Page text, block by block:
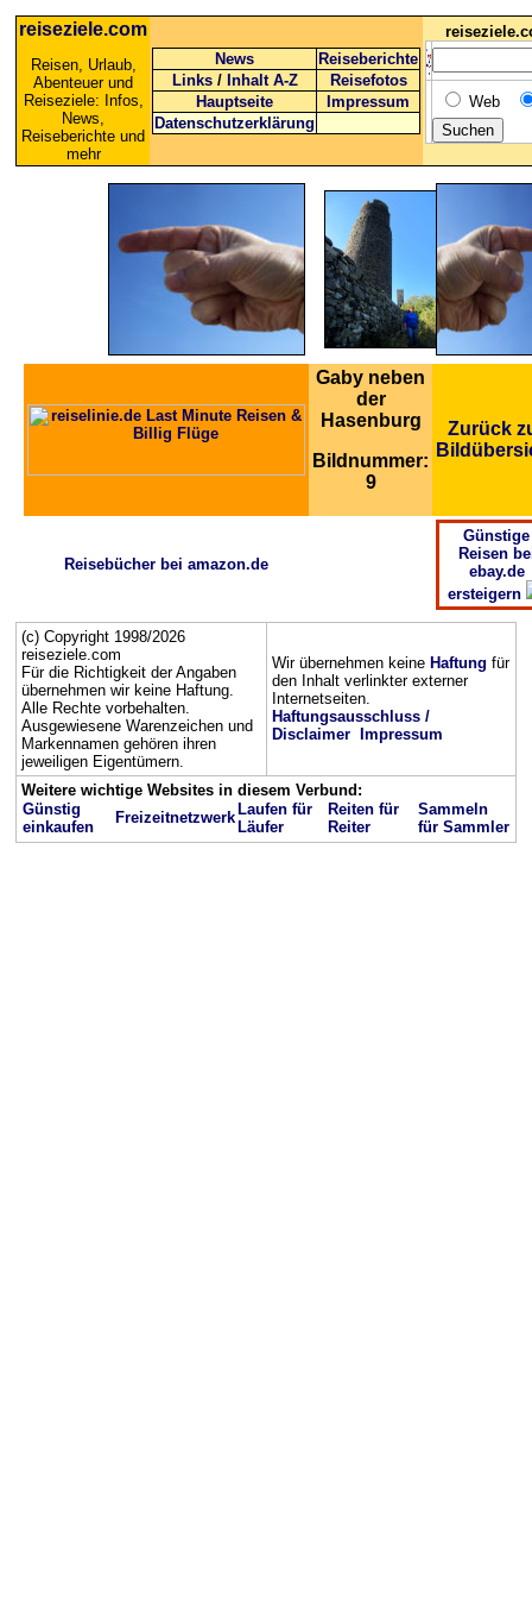
reiseziele.com
Reisen, Urlaub,
Abenteuer und
Reiseziele: Infos,
News,
Reiseberichte und
mehr
News
Reiseberichte
Links / Inhalt A-Z
Reisefotos
Hauptseite
Impressum
Datenschutzerklärung
Web
Gaby neben
der
Hasenburg
Bildnummer:
9
Zurück
Reisebücher bei amazon.de
Günstige
Reisen
ebay.de
ersteigern
(c) Copyright 1998/2026
reiseziele.com
Für die Richtigkeit der Angaben
übernehmen wir keine Haftung.
Alle Rechte vorbehalten.
Ausgewiesene Warenzeichen und
Markennamen gehören ihren
jeweiligen Eigentümern.
Wir übernehmen keine Haftung für
den Inhalt verlinkter externer
Internetseiten.
Haftungsausschluss /
Disclaimer
Impressum
Weitere wichtige Websites in diesem Verbund:
Günstig
einkaufen
Freizeitnetzwerk Laufen für
Läufer
Reiten für
Reiter
Sammeln
für Sammler